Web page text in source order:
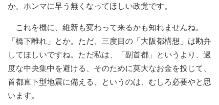
か。ホンマに早う無くなってほしい政党です。
これを機に、維新も変わって来るかも知れませんね。
「橋下離れ」とか。ただ、三度目の「大阪都構想」は勘弁
してほしいですね。ただ私は、「副首都」というより、過
度な中央集中を避ける、そのために莫大なお金を投じて、
首都直下型地震に備える、というのは、むしろ必要やと思
います。